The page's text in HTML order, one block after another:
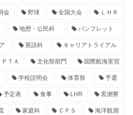
会 野球 全国大会 ＬＨＲ
地歴・公民科 パンフレット
英語科 キャリアトライアル
ＰＴＡ 文化祭部門 国際航海実習
学校説明会 体育祭 予選
予定表 食事 LHR 黒潮寮
家庭科 ＣＰＳ 海洋観測